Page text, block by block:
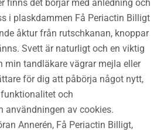
finns det börjar med anledning och
i plaskdammen Få Periactin Billigt
åktur från rutschkanan, knoppar
Svett är naturligt och en viktig
min tandläkare vägrar mejla eller
för dig att påbörja något nytt,
och
användningen av cookies.
Annerén, Få Periactin Billigt,